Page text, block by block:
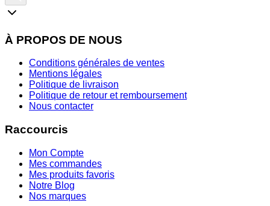
À PROPOS DE NOUS
Conditions générales de ventes
Mentions légales
Politique de livraison
Politique de retour et remboursement
Nous contacter
Raccourcis
Mon Compte
Mes commandes
Mes produits favoris
Notre Blog
Nos marques